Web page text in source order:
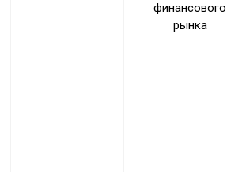
финансового
рынка